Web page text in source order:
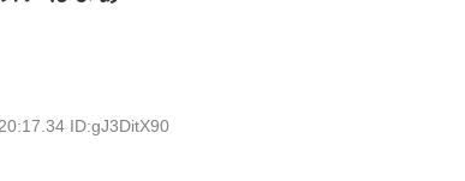
ID:gJ3DitX90